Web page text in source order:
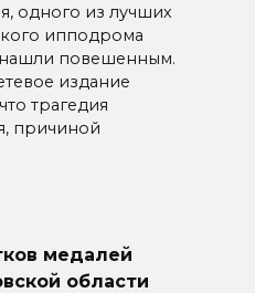
одного из лучших
ипподрома
повешенным.
издание
трагедия
причиной
медалей
области